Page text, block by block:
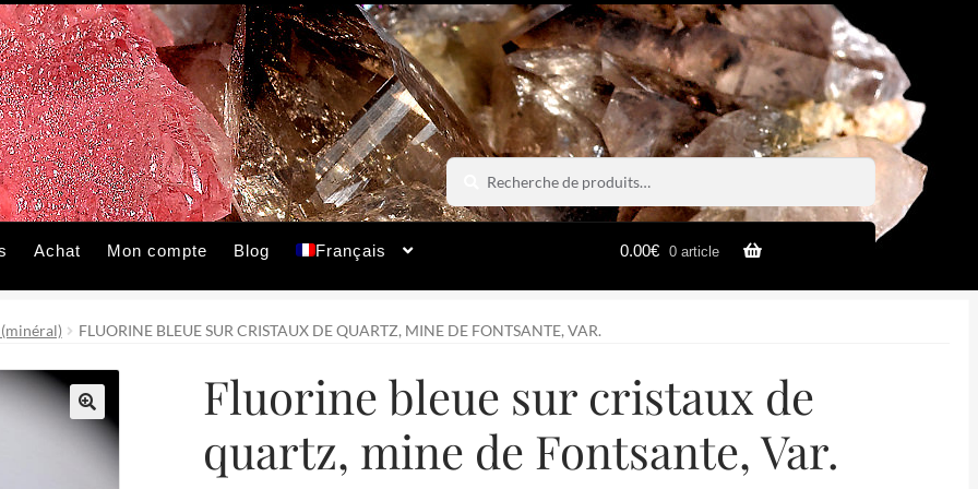
Recherche
pour :
Recherche
Achat Mon compte Blog Français 0.00€ 0 article
FLUORINE BLEUE SUR CRISTAUX DE QUARTZ, MINE DE FONTSANTE, VAR.
🔍
Fluorine bleue sur cristaux de
quartz, mine de Fontsante, Var.